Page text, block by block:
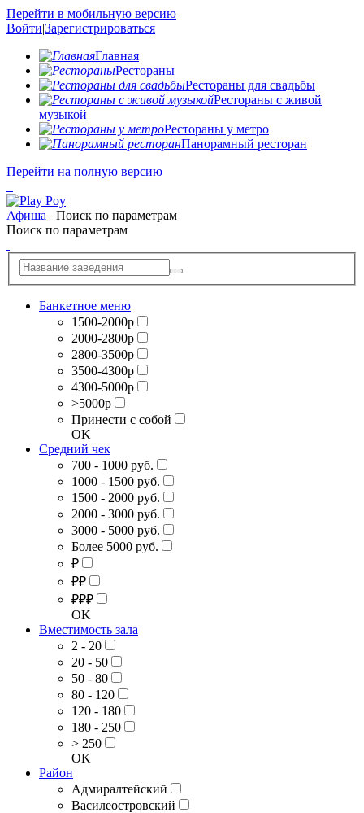
Перейти в мобильную версию
Войти|Зарегистрироваться
Главная
Рестораны
Рестораны для свадьбы
Рестораны с живой
музыкой
Рестораны у метро
Панорамный ресторан
Перейти на полную версию
Афиша
Поиск по параметрам
Поиск по параметрам
Банкетное меню
1500-2000р
2000-2800р
2800-3500р
3500-4300р
4300-5000р
>5000р
Принести с собой
OK
Средний чек
700 - 1000 руб.
1000 - 1500 руб.
1500 - 2000 руб.
2000 - 3000 руб.
3000 - 5000 руб.
Более 5000 руб.
₽
₽₽
₽₽₽
OK
Вместимость зала
2 - 20
20 - 50
50 - 80
80 - 120
120 - 180
180 - 250
> 250
OK
Район
Адмиралтейский
Василеостровский